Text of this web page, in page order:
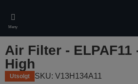
main
content
Meny
Air Filter - ELPAF11
High
Utsolgt SKU: V13H134A11